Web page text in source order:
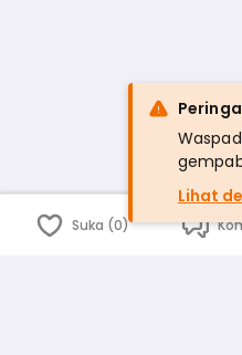
Suka (0)
Lihat